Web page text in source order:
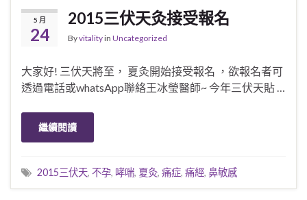
5 月
24
2015三伏天灸接受報名
Byvitalityin Uncategorized
大家好! 三伏天將至， 夏灸開始接受報名 ，欲報名者可
透過電話或whatsApp聯絡王冰瑩醫師~ 今年三伏天貼 …
繼續閱讀
2015三伏天, 不孕, 哮喘, 夏灸, 痛症, 痛經, 鼻敏感